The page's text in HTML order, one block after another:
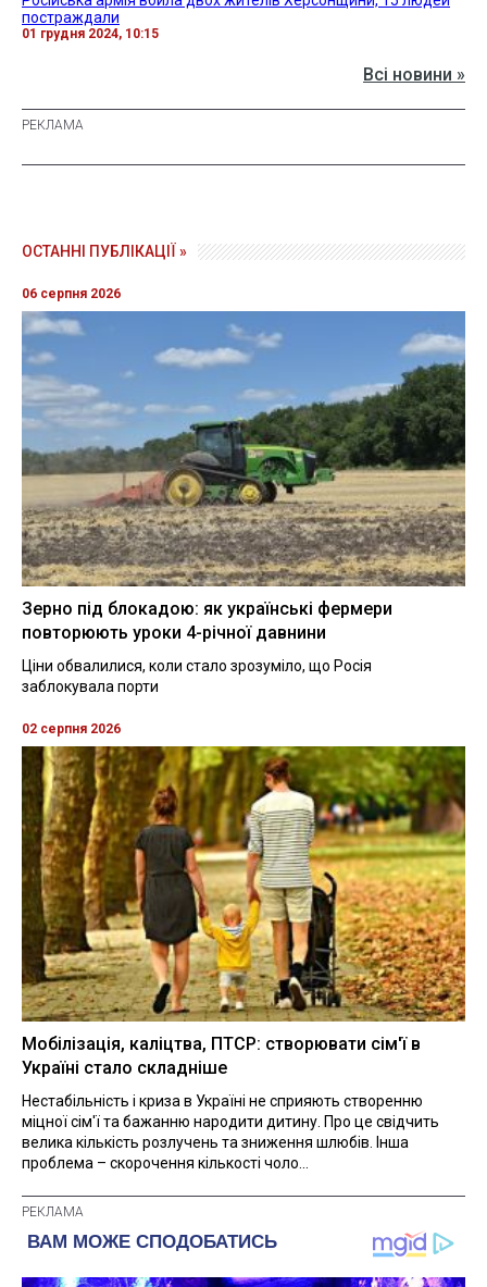
постраждали
01 грудня 2024, 10:15
Всі новини »
ОСТАННІ ПУБЛІКАЦІЇ »
06 серпня 2026
Зерно під блокадою: як українські фермери
повторюють уроки 4-річної давнини
Ціни обвалилися, коли стало зрозуміло, що Росія
заблокувала порти
02 серпня 2026
Мобілізація, каліцтва, ПТСР: створювати сім'ї в
Україні стало складніше
Нестабільність і криза в Україні не сприяють створенню
міцної сім'ї та бажанню народити дитину. Про це свідчить
велика кількість розлучень та зниження шлюбів. Інша
проблема – скорочення кількості чоло...